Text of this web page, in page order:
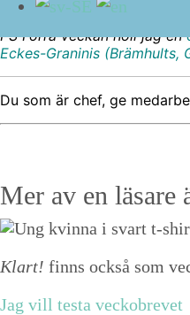
PSFör­ra veck­an höll jag en
Eck­es-Grani­nis
Du som är chef, ge
Mer av en läsare
Klart! finns också som
Jag vill testa veckobrevet